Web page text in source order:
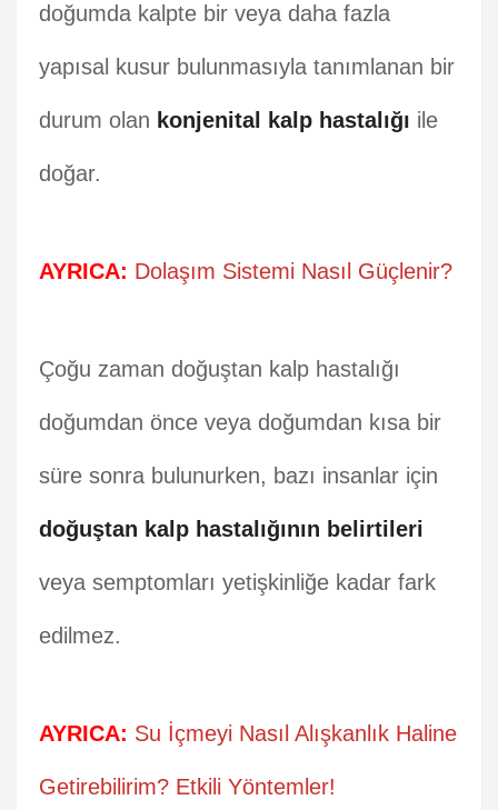
doğumda kalpte bir veya daha fazla
yapısal kusur bulunmasıyla tanımlanan bir
durum olan konjenital kalp hastalığı ile
doğar.
AYRICA: Dolaşım Sistemi Nasıl Güçlenir?
Çoğu zaman doğuştan kalp hastalığı
doğumdan önce veya doğumdan kısa bir
süre sonra bulunurken, bazı insanlar için
doğuştan kalp hastalığının belirtileri
veya semptomları yetişkinliğe kadar fark
edilmez.
AYRICA: Su İçmeyi Nasıl Alışkanlık Haline
Getirebilirim? Etkili Yöntemler!